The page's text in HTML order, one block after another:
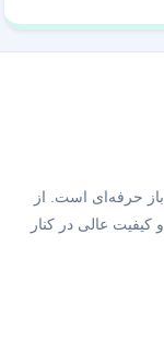
حرفه‌ای است. از
عالی در کنار